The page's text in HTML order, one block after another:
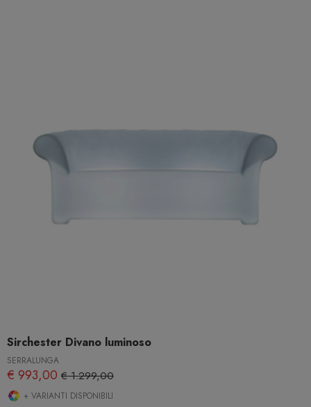
Sirchester Divano luminoso
SERRALUNGA
€ 993,00 € 1.299,00
+ VARIANTI DISPONIBILI